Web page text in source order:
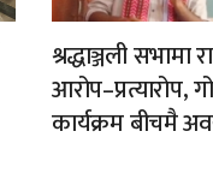
श्रद्धाञ्जली सभामा
आरोप–प्रत्यारोप,
कार्यक्रम बीचमै